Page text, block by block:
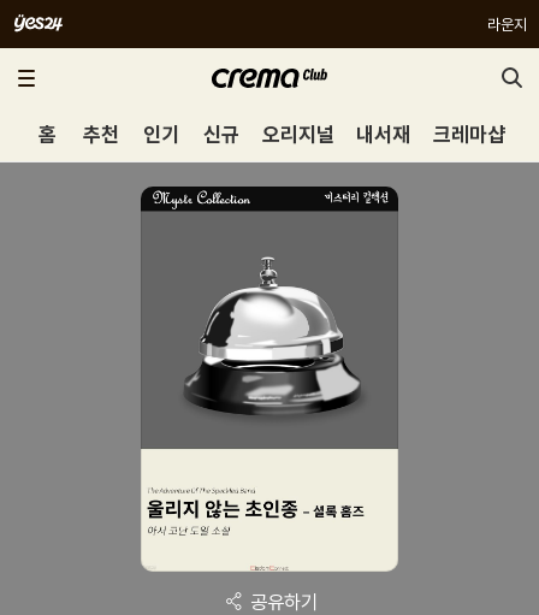
라운지
홈 추천 인기 신규 오리지널 내서재 크레마샵
공유하기